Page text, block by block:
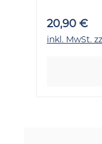
20,90 €
inkl. MwSt.